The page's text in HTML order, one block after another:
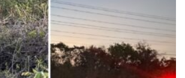
para llegar a un arreglo y el
chofer, ambas unidades fueron
la grúa y remitidas al corralón